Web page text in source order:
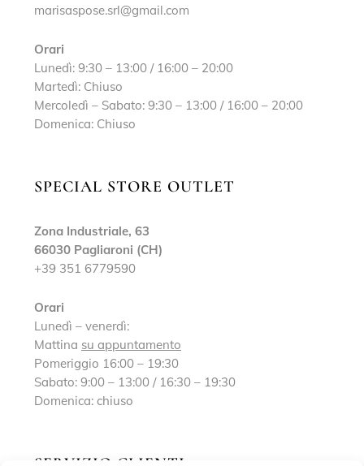
marisaspose.srl@gmail.com
Orari
Lunedì: 9:30 – 13:00 / 16:00 – 20:00
Martedì: Chiuso
Mercoledì – Sabato: 9:30 – 13:00 / 16:00 – 20:00
Domenica: Chiuso
SPECIAL STORE OUTLET
Zona Industriale, 63
66030 Pagliaroni (CH)
+39 351 6779590
Orari
Lunedì – venerdì:
Mattina su appuntamento
Pomeriggio 16:00 – 19:30
Sabato: 9:00 – 13:00 / 16:30 – 19:30
Domenica: chiuso